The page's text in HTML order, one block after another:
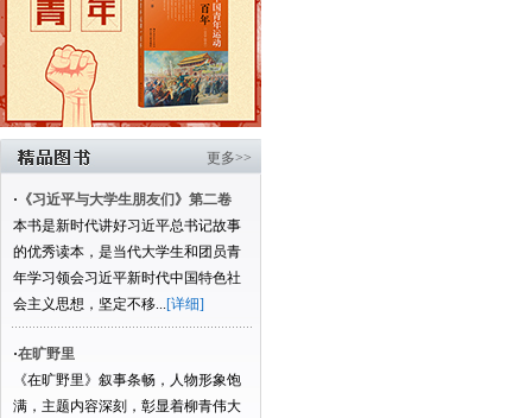
更多>>
· 《习近平与大学生朋友们》第二卷
本书是新时代讲好习近平总书记故事
的优秀读本，是当代大学生和团员青
年学习领会习近平新时代中国特色社
会主义思想，坚定不移...[详细]
·在旷野里
《在旷野里》叙事条畅，人物形象饱
满，主题内容深刻，彰显着柳青伟大